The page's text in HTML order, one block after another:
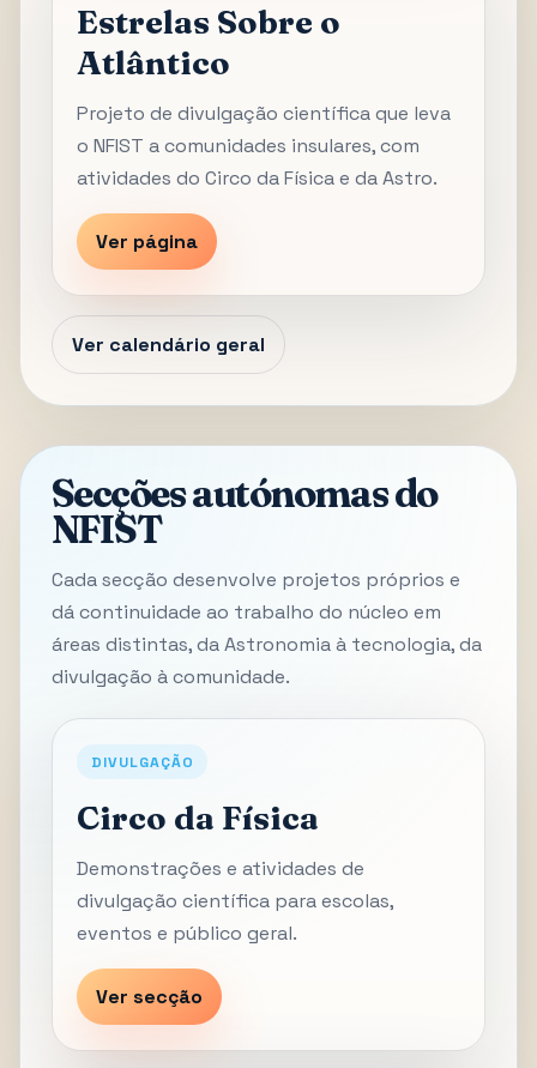
Estrelas Sobre o
Atlântico
Projeto de divulgação científica que leva
o NFIST a comunidades insulares, com
atividades do Circo da Física e da Astro.
Ver página
Ver calendário geral
Secções autónomas do
NFIST
Cada secção desenvolve projetos próprios e
dá continuidade ao trabalho do núcleo em
áreas distintas, da Astronomia à tecnologia, da
divulgação à comunidade.
DIVULGAÇÃO
Circo da Física
Demonstrações e atividades de
divulgação científica para escolas,
eventos e público geral.
Ver secção